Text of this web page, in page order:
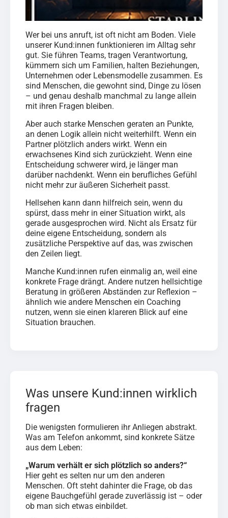
Wer bei uns anruft, ist oft nicht am Boden. Viele
unserer Kund:innen funktionieren im Alltag sehr
gut. Sie führen Teams, tragen Verantwortung,
kümmern sich um Familien, halten Beziehungen,
Unternehmen oder Lebensmodelle zusammen. Es
sind Menschen, die gewohnt sind, Dinge zu lösen
– und genau deshalb manchmal zu lange allein
mit ihren Fragen bleiben.
Aber auch starke Menschen geraten an Punkte,
an denen Logik allein nicht weiterhilft. Wenn ein
Partner plötzlich anders wirkt. Wenn ein
erwachsenes Kind sich zurückzieht. Wenn eine
Entscheidung schwerer wird, je länger man
darüber nachdenkt. Wenn ein berufliches Gefühl
nicht mehr zur äußeren Sicherheit passt.
Hellsehen kann dann hilfreich sein, wenn du
spürst, dass mehr in einer Situation wirkt, als
gerade ausgesprochen wird. Nicht als Ersatz für
deine eigene Entscheidung, sondern als
zusätzliche Perspektive auf das, was zwischen
den Zeilen liegt.
Manche Kund:innen rufen einmalig an, weil eine
konkrete Frage drängt. Andere nutzen hellsichtige
Beratung in größeren Abständen zur Reflexion –
ähnlich wie andere Menschen ein Coaching
nutzen, wenn sie einen klareren Blick auf eine
Situation brauchen.
Was unsere Kund:innen wirklich
fragen
Die wenigsten formulieren ihr Anliegen abstrakt.
Was am Telefon ankommt, sind konkrete Sätze
aus dem Leben:
„Warum verhält er sich plötzlich so anders?“
Hier geht es selten nur um den anderen
Menschen. Oft steht dahinter die Frage, ob das
eigene Bauchgefühl gerade zuverlässig ist – oder
ob man sich etwas einbildet.